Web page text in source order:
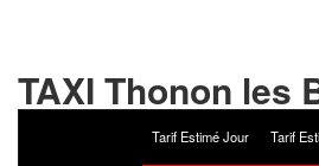
TAXI Thonon les
Tarif Estimé Jour Tarif